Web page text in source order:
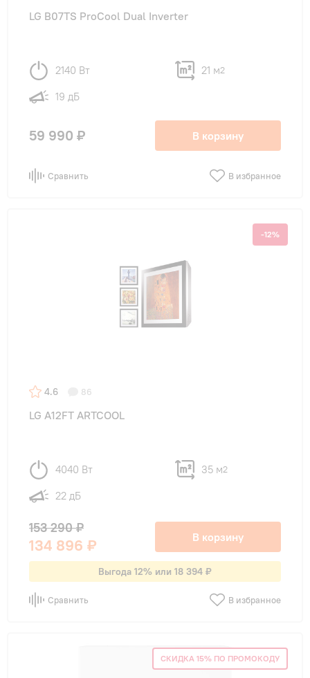
LG B07TS ProCool Dual Inverter
2140 Вт 21 м2
19 дБ
59 990 ₽ В корзину
Сравнить В избранное
-12%
4.6 86
LG A12FT ARTCOOL
4040 Вт 35 м2
22 дБ
153 290 ₽
134 896 ₽ В корзину
Выгода 12% или 18 394 ₽
Сравнить В избранное
СКИДКА 15% ПО ПРОМОКОДУ